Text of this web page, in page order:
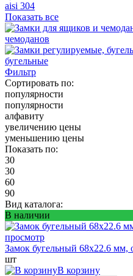
aisi 304
Показать все
чемоданов
бугельные
Фильтр
Сортировать по:
популярности
популярности
алфавиту
увеличению цены
уменьшению цены
Показать по:
30
30
60
90
Вид каталога:
В наличии
просмотр
Замок бугельный 68х22.6 мм,
шт
В корзину